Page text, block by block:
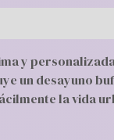
y
un desayuno
la vida